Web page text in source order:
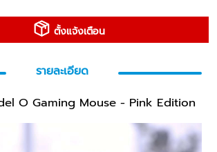
ตั้งแจ้งเตือน
รายละเอียด
O Gaming Mouse - Pink Edition